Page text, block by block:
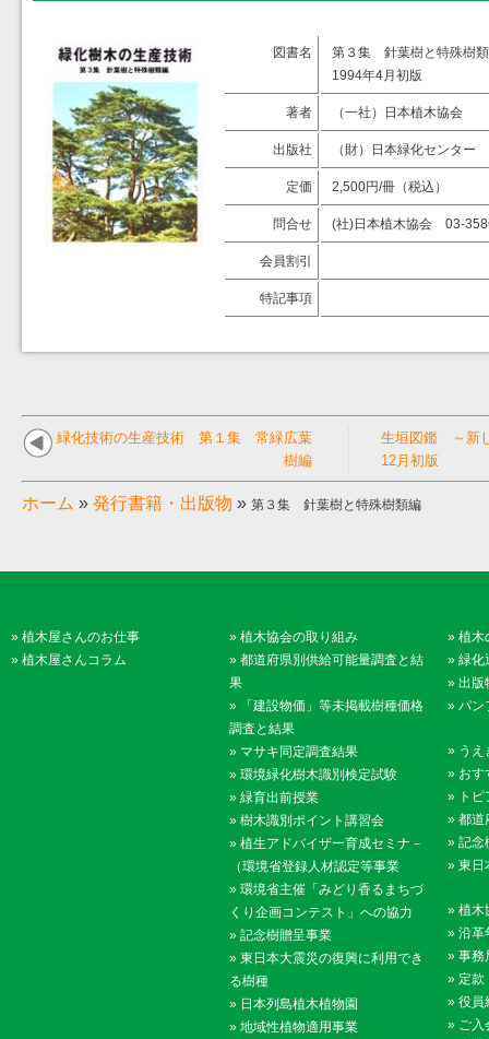
図書名
第３集 針葉樹と特殊樹
1994年4月初版
著者 （一社）日本植木協会
出版社 （財）日本緑化センター
定価 2,500円/冊（税込）
問合せ (社)日本植木協会 03-
会員割引
特記事項
緑化技術の生産技術 第１集 常緑広葉
樹編
生垣図鑑 ～新
12月初版
ホーム » 発行書籍・出版物 » 第３集 針葉樹と特殊樹類編
» 植木屋さんのお仕事
» 植木屋さんコラム
» 植木協会の取り組み
» 都道府県別供給可能量調査と結
果
»
「建設物価」等未掲載樹種価格
調査と結果
» マサキ同定調査結果
» 環境緑化樹木識別検定試験
» 緑育出前授業
» 樹木識別ポイント講習会
» 植生アドバイザー育成セミナ－
（環境省登録人材認定等事業
» 環境省主催「みどり香るまちづ
くり企画コンテスト」への協力
» 記念樹贈呈事業
» 東日本大震災の復興に利用でき
る樹種
» 日本列島植木植物園
» 地域性植物適用事業
» 植木
» 緑化
» 出版
» パン
» うえ
» おす
» ト
» 都道
» 記念
» 東日
» 植木
» 沿革
» 事務
» 定款
» 役員
» ご入